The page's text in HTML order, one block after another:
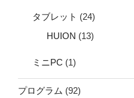
タブレット (24)
HUION (13)
ミニPC (1)
プログラム (92)